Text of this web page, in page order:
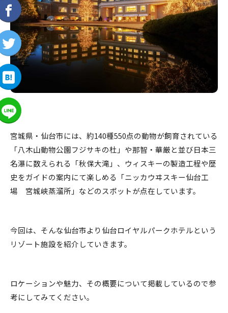
宮城県・仙台市には、約140種550点の動物が飼育されている
「八木山動物公園フジサキの杜」や那智・華厳と並び日本三
名瀑に数えられる「秋保大滝」、ウィスキーの製造工程や歴
史をガイドの案内にて楽しめる「ニッカウヰスキー仙台工
場 宮城峡蒸溜所」などのスポットが点在しています。
今回は、そんな仙台市より仙台ロイヤルパークホテルという
リゾート施設を紹介していきます。
ロケーションや魅力、その概要について掲載しているので参
考にしてみてください。